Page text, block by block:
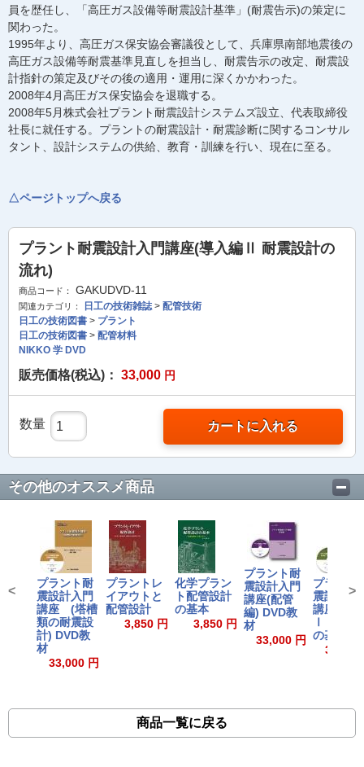
員を歴任し、「高圧ガス設備等耐震設計基準」(耐震告示)の策定に
関わった。
1995年より、高圧ガス保安協会審議役として、兵庫県南部地震後の
高圧ガス設備等耐震基準見直しを担当し、耐震告示の改定、耐震設
計指針の策定及びその後の適用・運用に深くかかわった。
2008年4月高圧ガス保安協会を退職する。
2008年5月株式会社プラント耐震設計システムズ設立、代表取締役
社長に就任する。プラントの耐震設計・耐震診断に関するコンサル
タント、設計システムの供給、教育・訓練を行い、現在に至る。
△ページトップへ戻る
プラント耐震設計入門講座(導入編Ⅱ 耐震設計の
流れ)
商品コード： GAKUDVD-11
関連カテゴリ： 日工の技術雑誌> 配管技術
日工の技術図書 > プラント
日工の技術図書 > 配管材料
NIKKO 学 DVD
販売価格(税込)： 33,000 円
数量 カートに入れる
その他のオススメ商品
プラント耐
震設計入門
講座 (塔槽
類の耐震設
計) DVD教
材
33,000 円
プラントレ
イアウトと
配管設計
3,850 円
化学プラン
ト配管設計
の基本
3,850 円
プラント耐
震設計入門
講座(配管
編) DVD教
材
33,000 円
プラント
震設計入
講座(導
Ⅰ 耐震設
の基本)
33,000
< >
商品一覧に戻る